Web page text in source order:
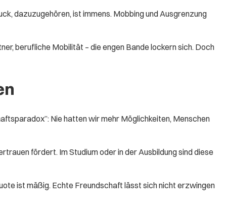
dazuzugehören, ist immens. Mobbing und Ausgrenzung
berufliche Mobilität – die engen Bande lockern sich. Doch
Nie hatten wir mehr Möglichkeiten, Menschen
fördert. Im Studium oder in der Ausbildung sind diese
ist mäßig. Echte Freundschaft lässt sich nicht erzwingen